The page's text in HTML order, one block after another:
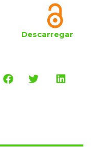
Descarregar